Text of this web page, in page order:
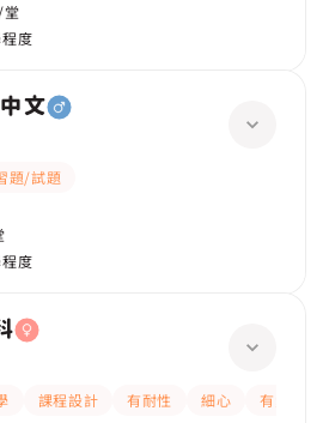
度
文
題/試題
度
課程設計 有耐性 細心
有愛心